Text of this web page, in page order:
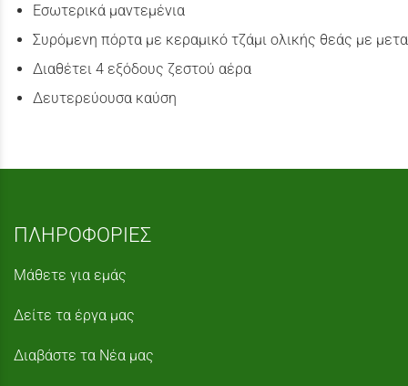
Εσωτερικά μαντεμένια
Συρόμενη πόρτα με κεραμικό τζάμι ολικής θεάς με
Διαθέτει 4 εξόδους ζεστού αέρα
Δευτερεύουσα καύση
ΠΛΗΡΟΦΟΡΙΕΣ
Μάθετε για εμάς
Δείτε τα έργα μας
Διαβάστε τα Νέα μας